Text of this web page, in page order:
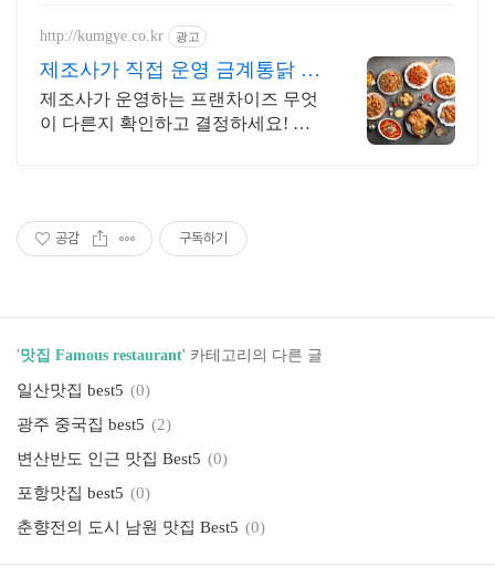
http://kumgye.co.kr 광고
제조사가 직접 운영 금계통닭 합
리적 창업 비용 0원창업!
제조사가 운영하는 프랜차이즈 무엇
이 다른지 확인하고 결정하세요! 선
공감 구독하기
'맛집 Famous restaurant' 카테고리의 다른 글
일산맛집 best5 (0)
광주 중국집 best5 (2)
변산반도 인근 맛집 Best5 (0)
포항맛집 best5 (0)
춘향전의 도시 남원 맛집 Best5 (0)